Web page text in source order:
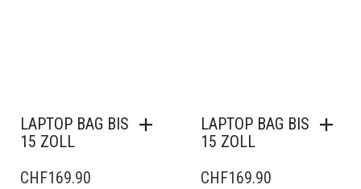
LAPTOP BAG BIS
15 ZOLL
CHF169.90
LAPTOP BAG BIS
15 ZOLL
CHF169.90